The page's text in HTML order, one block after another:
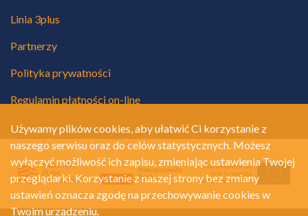
Linia 3plus
Partnerzy
Polityka prywatności
Regulamin płatności on-line
Używamy plików cookies, aby ułatwić Ci korzystanie z
naszego serwisu oraz do celów statystycznych. Możesz
wyłączyć możliwość ich zapisu, zmieniając ustawienia Twojej
przeglądarki. Korzystanie z naszej strony bez zmiany
ustawień oznacza zgodę na przechowywanie cookies w
Twoim urządzeniu.